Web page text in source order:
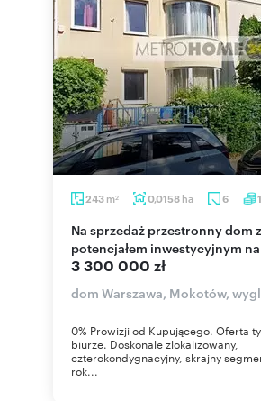
243 m2 0,0158 ha 6
Na sprzedaż przestronny dom z
potencjałem inwestycyjnym
3 300 000 zł
dom Warszawa, Mokotów,
0% Prowizji od Kupującego. Oferta
biurze. Doskonale zlokalizowany,
czterokondygnacyjny, skrajny
rok...